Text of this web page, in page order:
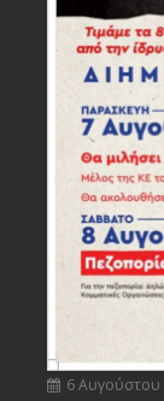
6 Αυγούστου